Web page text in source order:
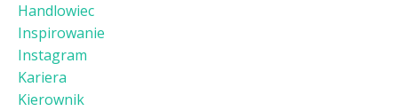
Handlowiec
Inspirowanie
Instagram
Kariera
Kierownik